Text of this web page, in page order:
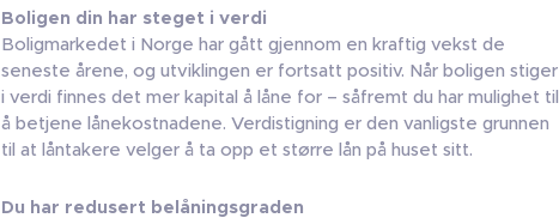
Boligen din har steget i verdi
Boligmarkedet i Norge har gått gjennom en kraftig vekst de
seneste årene, og utviklingen er fortsatt positiv. Når boligen stiger
i verdi finnes det mer kapital å låne for – såfremt du har mulighet til
å betjene lånekostnadene. Verdistigning er den vanligste grunnen
til at låntakere velger å ta opp et større lån på huset sitt.
Du har redusert belåningsgraden